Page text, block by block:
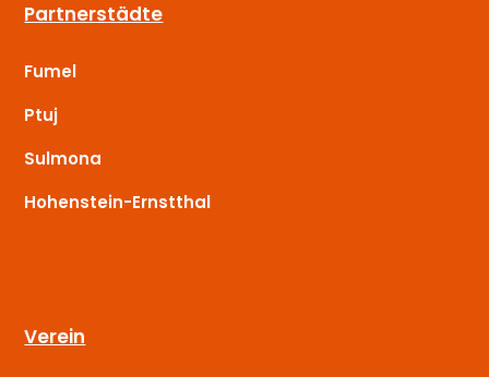
Partnerstädte
Fumel
Ptuj
Sulmona
Hohenstein-Ernstthal
Verein